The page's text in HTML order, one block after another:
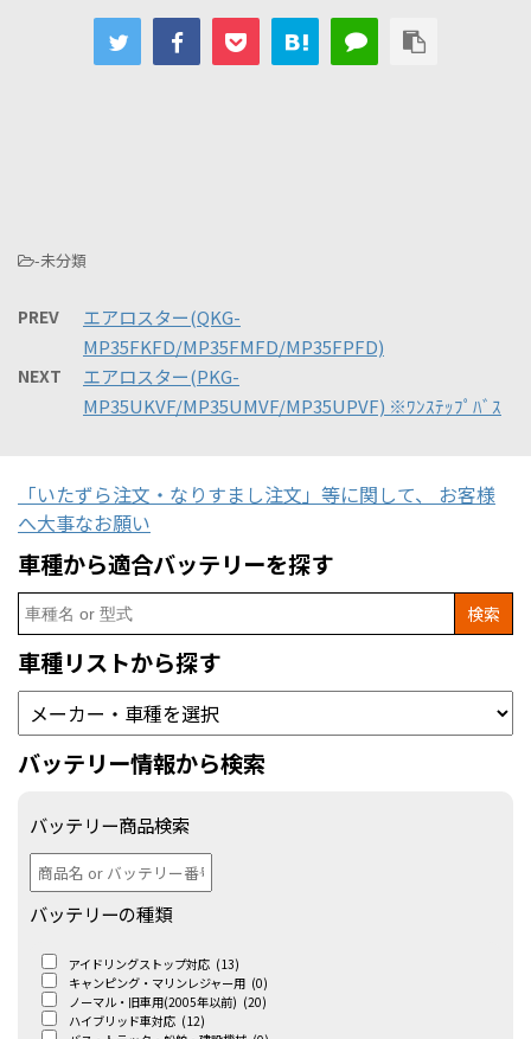
-未分類
PREV
エアロスター(QKG-
MP35FKFD/MP35FMFD/MP35FPFD)
NEXT
エアロスター(PKG-
MP35UKVF/MP35UMVF/MP35UPVF) ※ﾜﾝｽﾃｯﾌﾟﾊﾞｽ
「いたずら注文・なりすまし注文」等に関して、 お客様
へ大事なお願い
車種から適合バッテリーを探す
Search
for:
車種リストから探す
バッテリー情報から検索
バッテリー商品検索
バッテリーの種類
アイドリングストップ対応 (13)
キャンピング・マリンレジャー用 (0)
ノーマル・旧車用(2005年以前) (20)
ハイブリッド車対応 (12)